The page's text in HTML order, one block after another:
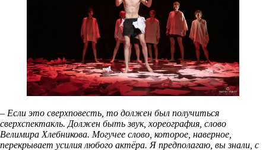
– Если это сверхповесть, то должен был получиться
сверхспектакль. Должен быть звук, хореография, слово
Велимира Хлебникова. Могучее слово, которое, наверное,
перекрывает усилия любого актёра. Я предполагаю, вы знали, с